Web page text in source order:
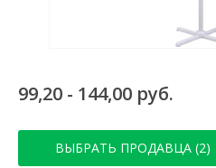
99,20 - 144,00 руб.
ВЫБРАТЬ ПРОДАВЦА (2)